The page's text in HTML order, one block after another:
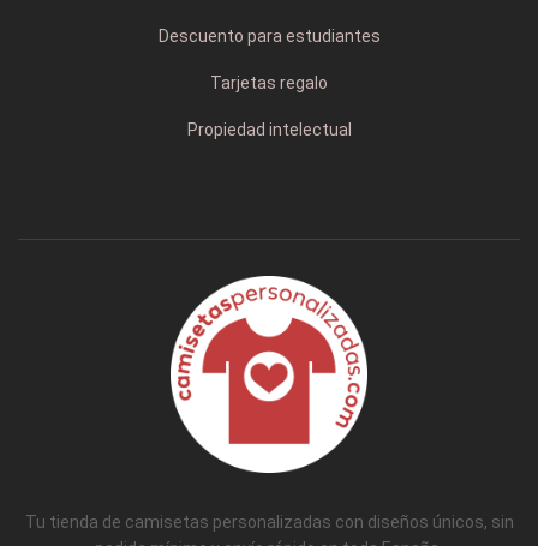
Descuento para estudiantes
Tarjetas regalo
Propiedad intelectual
Tu tienda de camisetas personalizadas con diseños únicos, sin